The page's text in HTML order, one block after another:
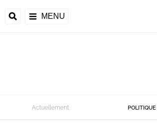
MENU
Actuellement POLITIQUE